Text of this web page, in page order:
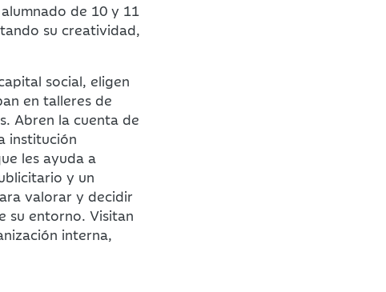
de 10 y 11
su creatividad,
social, eligen
en talleres de
Abren la cuenta de
institución
les ayuda a
y un
valorar y decidir
su entorno. Visitan
interna,